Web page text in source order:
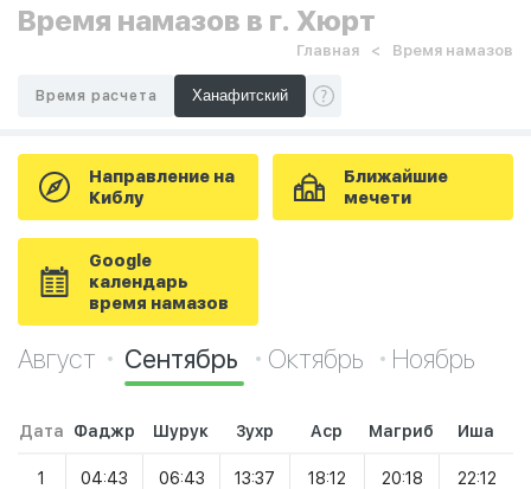
Время намазов в г. Хюрт
Главная Время намазов
Время расчета
Направление на
Киблу
Ближайшие
мечети
Google
календарь
время намазов
Август Сентябрь Октябрь Ноябрь
Дата Фаджр Шурук Зухр Аср Магриб Иша
1 04:43 06:43 13:37 18:12 20:18 22:12